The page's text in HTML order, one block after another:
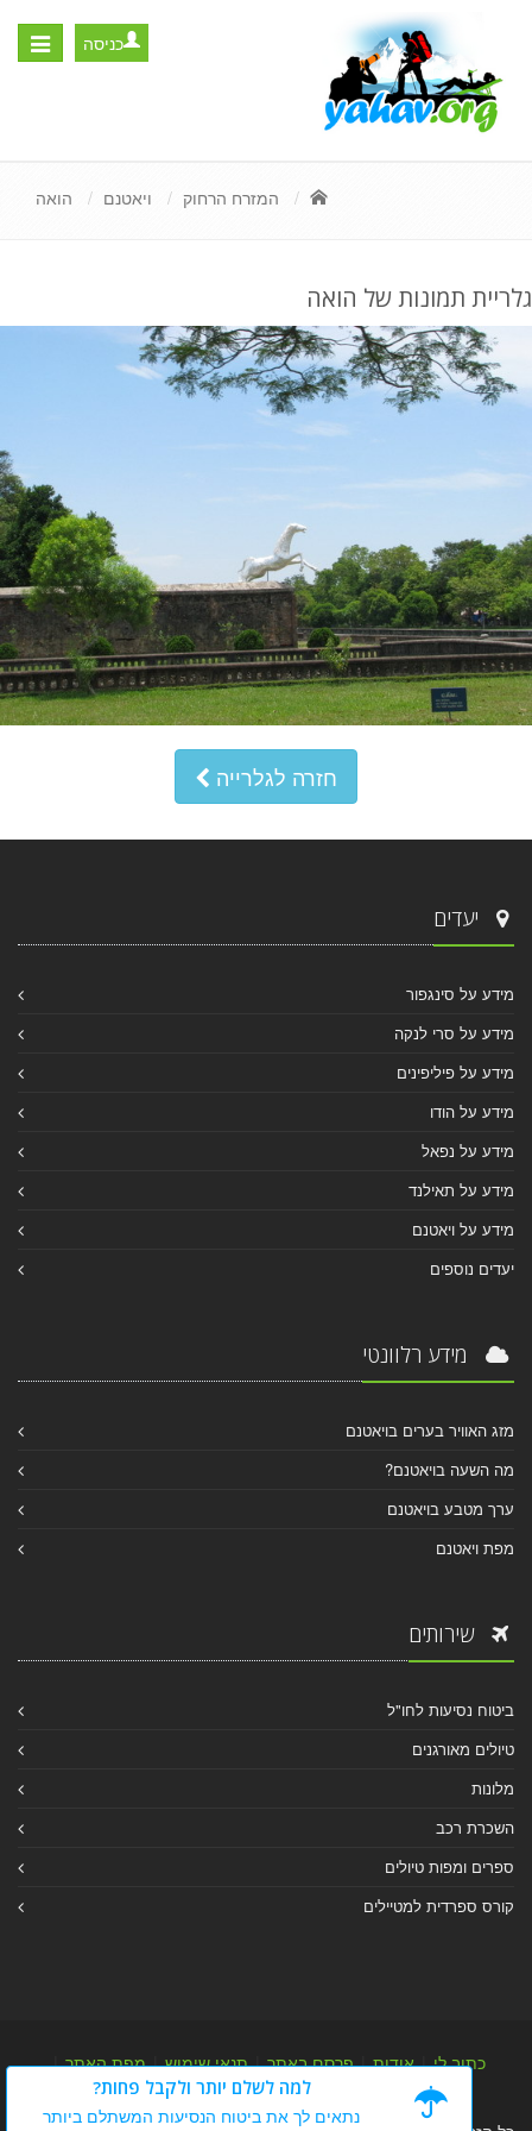
Toggle
כניסה
המזרח הרחוק ויאטנם הואה
גלריית תמונות של הואה
חזרה לגלרייה
יעדים
מידע על סינגפור
מידע על סרי לנקה
מידע על פיליפינים
מידע על הודו
מידע על נפאל
מידע על תאילנד
מידע על ויאטנם
יעדים נוספים
מידע רלוונטי
מזג האוויר בערים בויאטנם
מה השעה בויאטנם?
ערך מטבע בויאטנם
מפת ויאטנם
שירותים
ביטוח נסיעות לחו"ל
טיולים מאורגנים
מלונות
השכרת רכב
ספרים ומפות טיולים
קורס ספרדית למטיילים
כתוב לי|אודות|פרסם באתר|תנאי שימוש|מפת האתר|
מפת אלבום|מפת מאמרי מידע
למה לשלם יותר ולקבל פחות?
נתאים לך את ביטוח הנסיעות המשתלם ביותר